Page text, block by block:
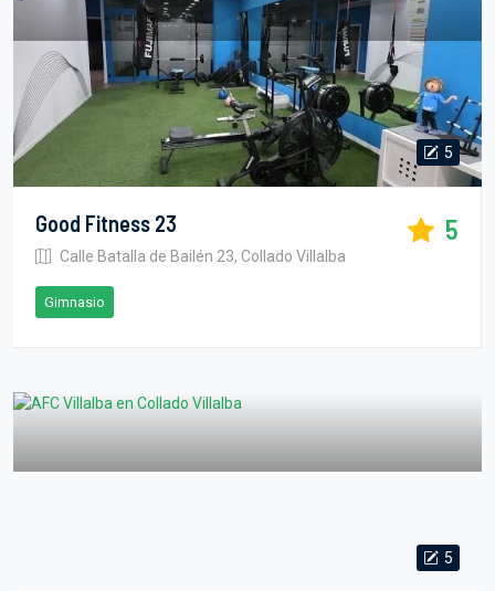
5
Good Fitness 23
Calle Batalla de Bailén 23, Collado Villalba
5
Gimnasio
5